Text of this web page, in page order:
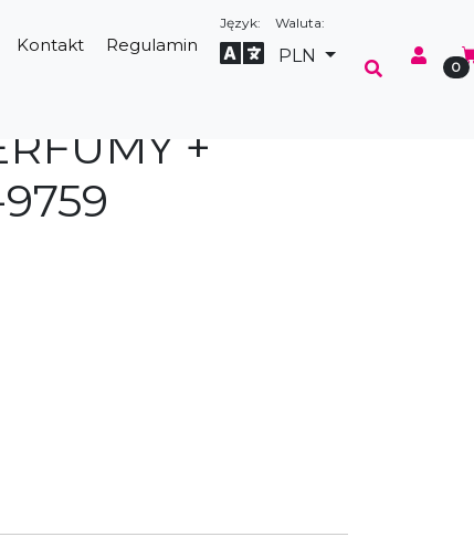
Kontakt Regulamin
Język:
Select Language
Waluta:
PLN
0
+